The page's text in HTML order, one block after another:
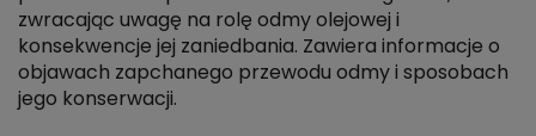
zwracając uwagę na rolę odmy olejowej i
konsekwencje jej zaniedbania. Zawiera informacje o
objawach zapchanego przewodu odmy i sposobach
jego konserwacji.